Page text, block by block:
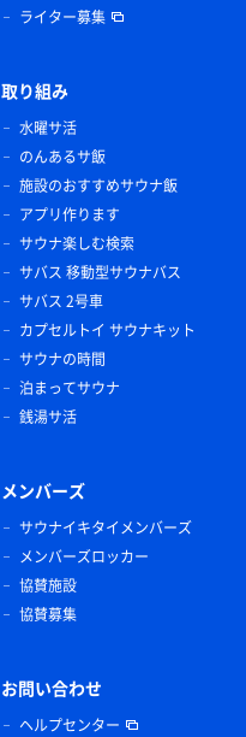
ライター募集
取り組み
水曜サ活
のんあるサ飯
施設のおすすめサウナ飯
アプリ作ります
サウナ楽しむ検索
サバス 移動型サウナバス
サバス 2号車
カプセルトイ サウナキット
サウナの時間
泊まってサウナ
銭湯サ活
メンバーズ
サウナイキタイメンバーズ
メンバーズロッカー
協賛施設
協賛募集
お問い合わせ
ヘルプセンター